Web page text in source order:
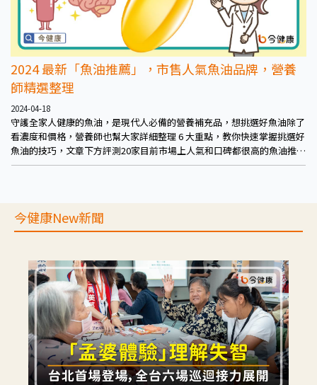
2024 最新「魚油推薦」，市售人氣魚油品牌，營養
師精選整理
2024-04-18
守護全家人健康的魚油，是現代人必備的營養補充品，想挑選好魚油除了
看濃度和價格，營養師也幫大家詳細整理 6 大重點，教你快速掌握挑選好
魚油的技巧，文章下方評測20家目前市場上人氣和口碑都很高的魚油推薦
品牌比較，避免吃錯魚油沒效果，花錢卻當冤大頭！
今健康New新聞